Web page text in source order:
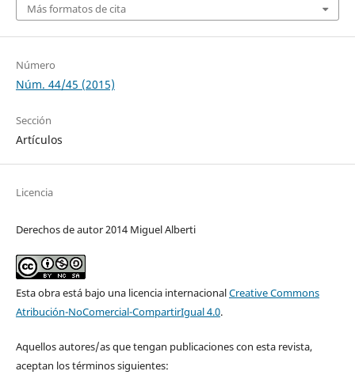
Más formatos de cita
Número
Núm. 44/45 (2015)
Sección
Artículos
Licencia
Derechos de autor 2014 Miguel Alberti
Esta obra está bajo una licencia internacionalCreative Commons
Atribución-NoComercial-CompartirIgual 4.0.
Aquellos autores/as que tengan publicaciones con esta revista,
aceptan los términos siguientes: